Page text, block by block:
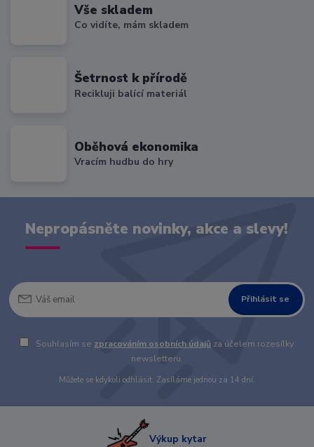
Vše skladem
Co vidíte, mám skladem
Šetrnost k přírodě
Recikluji balící materiál
Oběhová ekonomika
Vracím hudbu do hry
Nepropásněte novinky, akce a slevy!
Přihlásit se
Souhlasím se zpracováním osobních údajů za účelem rozesílky
newsletteru.
Můžete se kdykoli odhlásit. Zasíláme jednou za 14 dní.
Výkup kytar